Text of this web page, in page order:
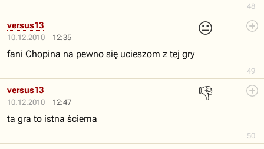
48
10.12.2010 12:35
😐
49
versus13
fani Chopina na pewno się ucieszom z tej gry
10.12.2010 12:47
👎
50
versus13
ta gra to istna ściema